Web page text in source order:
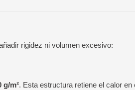
rigidez ni volumen excesivo:
g/m². Esta estructura retiene el calor